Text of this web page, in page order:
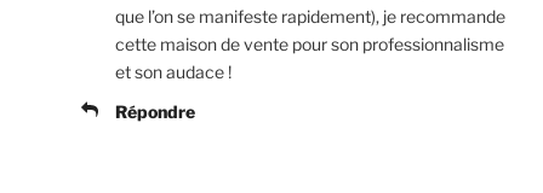
que l’on se manifeste rapidement), je recommande
cette maison de vente pour son professionnalisme
et son audace !
Répondre